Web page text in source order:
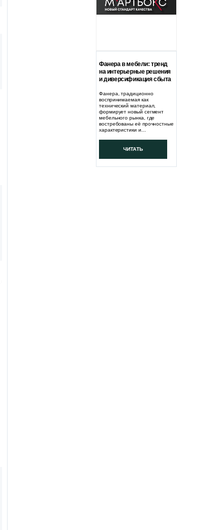
Фанера в мебели: тренд
на интерьерные решения
и диверсификация сбыта
Фанера, традиционно
воспринимаемая как
технический материал,
формирует новый сегмент
мебельного рынка, где
востребованы её прочностные
характеристики и...
ЧИТАТЬ